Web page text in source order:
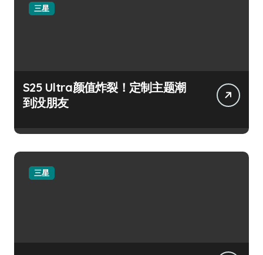
三星
S25 Ultra颜值炸裂！定制主题潮
到没朋友
三星